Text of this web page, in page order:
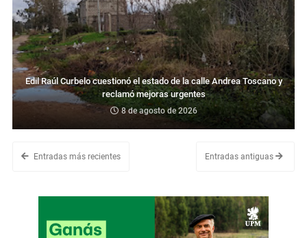
Edil Raúl Curbelo cuestionó el estado de la calle Andrea Toscano y
reclamó mejoras urgentes
8 de agosto de 2026
Entradas más recientes Entradas antiguas